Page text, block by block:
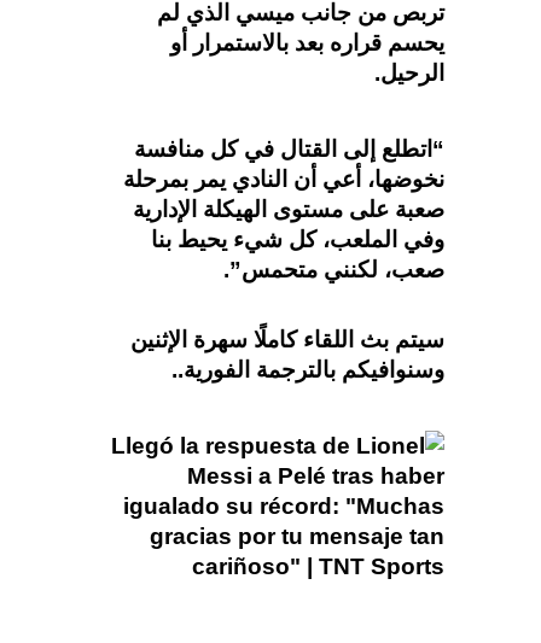
تربص من جانب ميسي الذي لم
يحسم قراره بعد بالاستمرار أو
الرحيل.
“اتطلع إلى القتال في كل منافسة
نخوضها، أعي أن النادي يمر بمرحلة
صعبة على مستوى الهيكلة الإدارية
وفي الملعب، كل شيء يحيط بنا
صعب، لكنني متحمس”.
سيتم بث اللقاء كاملًا سهرة الإثنين
وسنوافيكم بالترجمة الفورية..